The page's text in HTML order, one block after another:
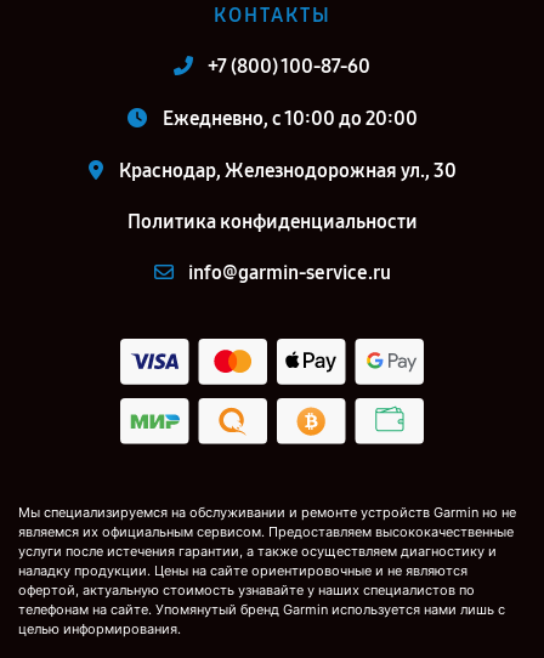
КОНТАКТЫ
+7 (800) 100-87-60
Ежедневно, с 10:00 до 20:00
Краснодар, Железнодорожная ул., 30
Политика конфиденциальности
info@garmin-service.ru
Мы специализируемся на обслуживании и ремонте устройств Garmin но не
являемся их официальным сервисом. Предоставляем высококачественные
услуги после истечения гарантии, а также осуществляем диагностику и
наладку продукции. Цены на сайте ориентировочные и не являются
офертой, актуальную стоимость узнавайте у наших специалистов по
телефонам на сайте. Упомянутый бренд Garmin используется нами лишь с
целью информирования.